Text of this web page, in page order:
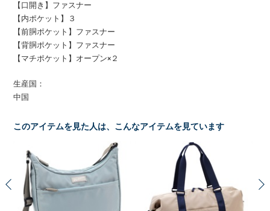
【口開き】ファスナー
【内ポケット】３
【前胴ポケット】ファスナー
【背胴ポケット】ファスナー
【マチポケット】オープン×２
生産国：
中国
このアイテムを見た人は、こんなアイテムを見ています